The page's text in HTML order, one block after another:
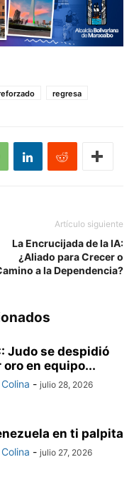
regresa
Artículo siguiente
La Encrucijada de la IA:
¿Aliado para Crecer o
a la Dependencia?
Judo se despidió
en equipo...
- julio 28, 2026
en ti palpita
- julio 27, 2026